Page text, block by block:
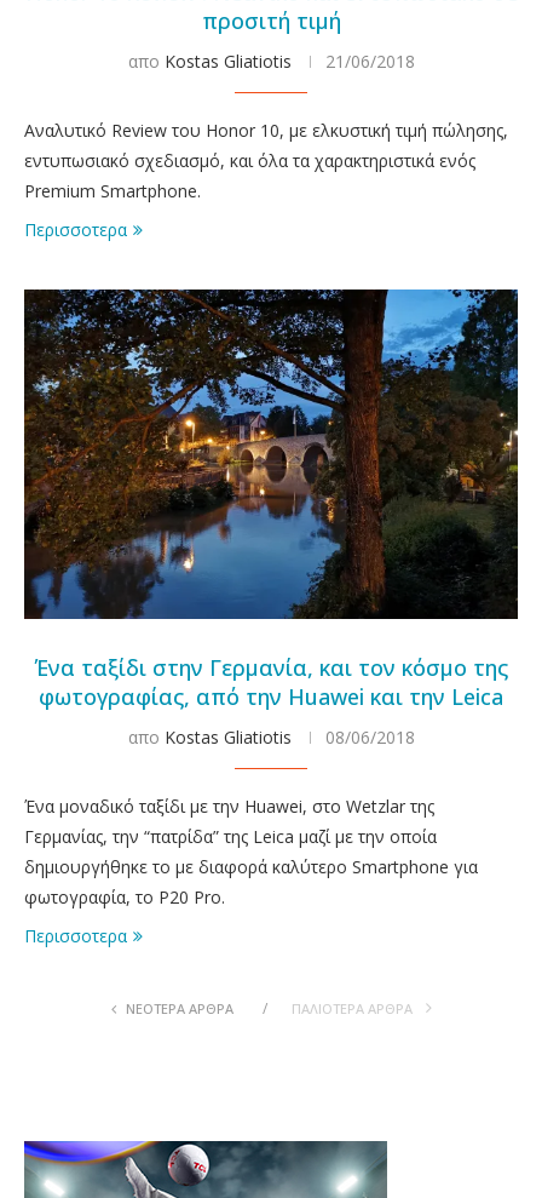
προσιτή τιμή
απο Kostas Gliatiotis 21/06/2018
Αναλυτικό Review του Honor 10, με ελκυστική τιμή πώλησης,
εντυπωσιακό σχεδιασμό, και όλα τα χαρακτηριστικά ενός
Premium Smartphone.
Περισσοτερα
Ένα ταξίδι στην Γερμανία, και τον κόσμο της
φωτογραφίας, από την Huawei και την Leica
απο Kostas Gliatiotis 08/06/2018
Ένα μοναδικό ταξίδι με την Huawei, στο Wetzlar της
Γερμανίας, την “πατρίδα” της Leica μαζί με την οποία
δημιουργήθηκε το με διαφορά καλύτερο Smartphone για
φωτογραφία, το P20 Pro.
Περισσοτερα
ΝΕΟΤΕΡΑ ΆΡΘΡΑ ΠΑΛΙOΤΕΡΑ ΆΡΘΡΑ